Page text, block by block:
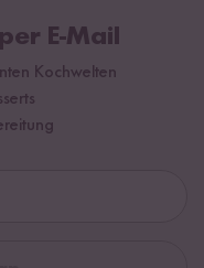
E-Mail
Kochwelten